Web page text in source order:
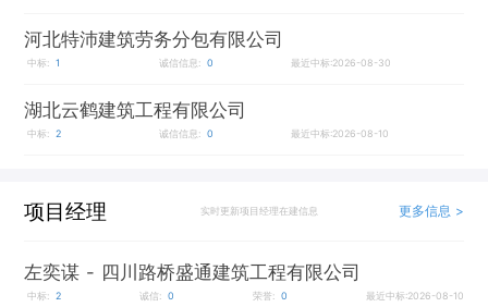
河北特沛建筑劳务分包有限公司
中标: 1 诚信信息: 0 最近中标:2026-08-30
湖北云鹤建筑工程有限公司
中标: 2 诚信信息: 0 最近中标:2026-08-10
项目经理 实时更新项目经理在建信息 更多信息 >
左奕谋 - 四川路桥盛通建筑工程有限公司
中标: 2 诚信: 0 荣誉: 0 最近中标:2026-08-10